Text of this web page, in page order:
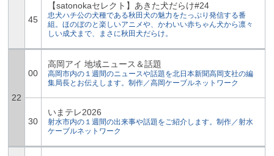
45
【satonokaセレクト】あきた犬だらけ#24
忠犬ハチ公の犬種である秋田犬の魅力をたっぷり発信する番
組。ほのぼのと楽しいアニメや、かわいい赤ちゃん犬から凛々
しい成犬まで、まさに秋田犬だらけ。
22
00
高岡アイ 地域ニュース＆話題
高岡市内の１週間のニュースや話題を北日本新聞高岡支社の編
集局長とお伝えします。制作／高岡ケーブルネットワーク
30
いまテレ2026
射水市内の１週間の出来事や話題をご紹介します。制作／射水
ケーブルネットワーク